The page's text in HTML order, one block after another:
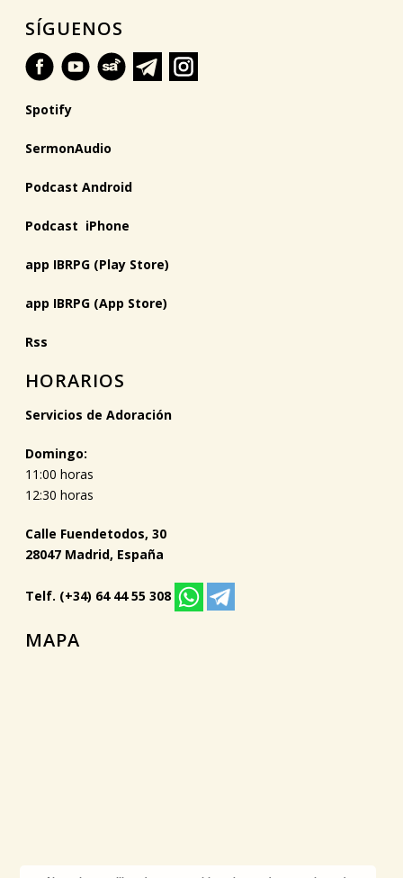
SÍGUENOS
Spotify
SermonAudio
Podcast Android
Podcast iPhone
app IBRPG (Play Store)
app IBRPG (App Store)
Rss
HORARIOS
Servicios de Adoración
Domingo:
11:00 horas
12:30 horas
Calle Fuendetodos, 30
28047 Madrid, España
Telf. (+34) 64 44 55 308
MAPA